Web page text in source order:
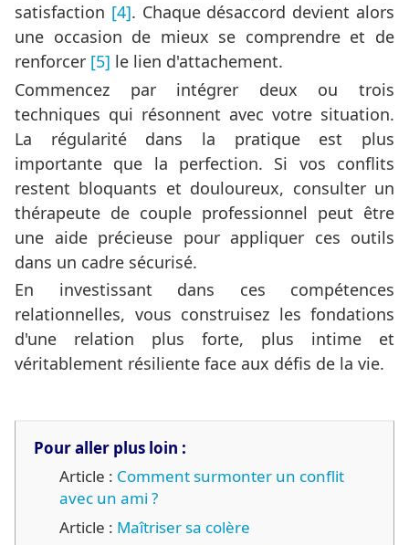
satisfaction [4]. Chaque désaccord devient alors
une occasion de mieux se comprendre et de
renforcer [5] le lien d'attachement.
Commencez par intégrer deux ou trois
techniques qui résonnent avec votre situation.
La régularité dans la pratique est plus
importante que la perfection. Si vos conflits
restent bloquants et douloureux, consulter un
thérapeute de couple professionnel peut être
une aide précieuse pour appliquer ces outils
dans un cadre sécurisé.
En investissant dans ces compétences
relationnelles, vous construisez les fondations
d'une relation plus forte, plus intime et
véritablement résiliente face aux défis de la vie.
Pour aller plus loin :
Article : Comment surmonter un conflit
avec un ami ?
Article : Maîtriser sa colère